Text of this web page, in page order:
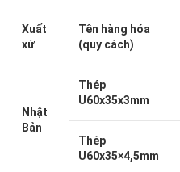
Xuất
xứ
Tên hàng hóa
(quy cách)
Nhật
Bản
Thép
U60x35x3mm
Thép
U60x35×4,5mm